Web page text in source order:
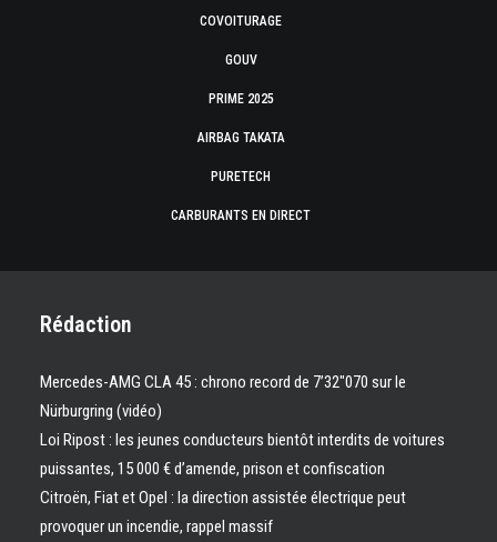
COVOITURAGE
GOUV
PRIME 2025
AIRBAG TAKATA
PURETECH
CARBURANTS EN DIRECT
Rédaction
Mercedes-AMG CLA 45 : chrono record de 7’32″070 sur le
Nürburgring (vidéo)
Loi Ripost : les jeunes conducteurs bientôt interdits de voitures
puissantes, 15 000 € d’amende, prison et confiscation
Citroën, Fiat et Opel : la direction assistée électrique peut
provoquer un incendie, rappel massif